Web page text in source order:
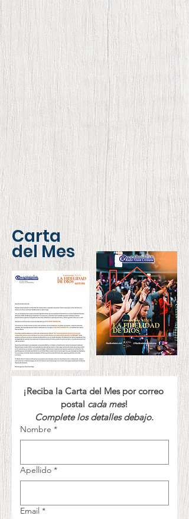
Carta
del Mes
¡Reciba la Carta del Mes por correo
postal cada mes!
Complete los detalles debajo.
Nombre *
Apellido *
Email *